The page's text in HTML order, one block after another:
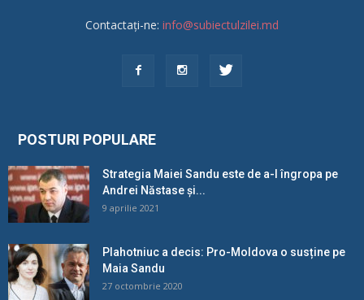
Contactați-ne: info@subiectulzilei.md
POSTURI POPULARE
Strategia Maiei Sandu este de a-l îngropa pe
Andrei Năstase și...
9 aprilie 2021
Plahotniuc a decis: Pro-Moldova o susține pe
Maia Sandu
27 octombrie 2020